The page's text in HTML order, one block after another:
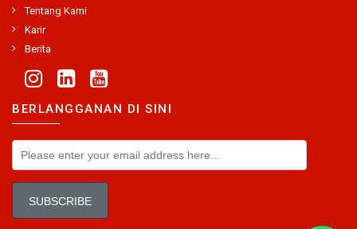
Tentang Kami
Karir
Berita
BERLANGGANAN DI SINI